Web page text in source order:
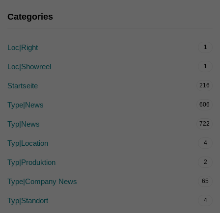
Categories
Loc|Right 1
Loc|Showreel 1
Startseite 216
Type|News 606
Typ|News 722
Typ|Location 4
Typ|Produktion 2
Type|Company News 65
Typ|Standort 4